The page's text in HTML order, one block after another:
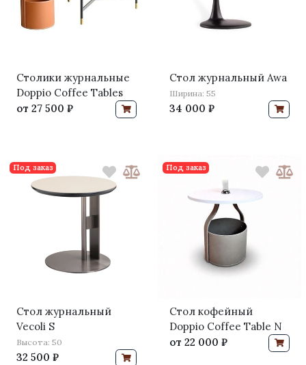
Столики журнальные
Doppio Coffee Tables
от 27 500 ₽
Стол журнальный Awa
Ширина: 55
34 000 ₽
Стол журнальный
Vecoli S
Высота: 50
32 500 ₽
Под заказ
Стол кофейный
Doppio Coffee Table N
от 22 000 ₽
Под заказ